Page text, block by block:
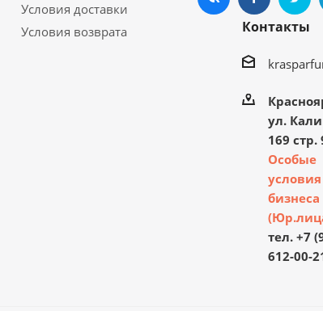
Условия доставки
Условия возврата
Контакты
ул.
169 стр.
Особые
бизнеса
тел. +7
612-00-